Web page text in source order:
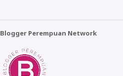
Blogger Perempuan Network